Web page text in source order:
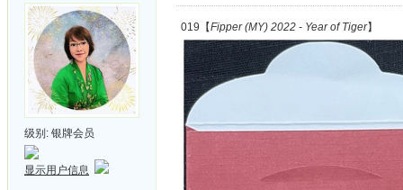
级别: 银牌会员
显示用户信息
019【Fipper (MY) 2022 - Year of Tiger】